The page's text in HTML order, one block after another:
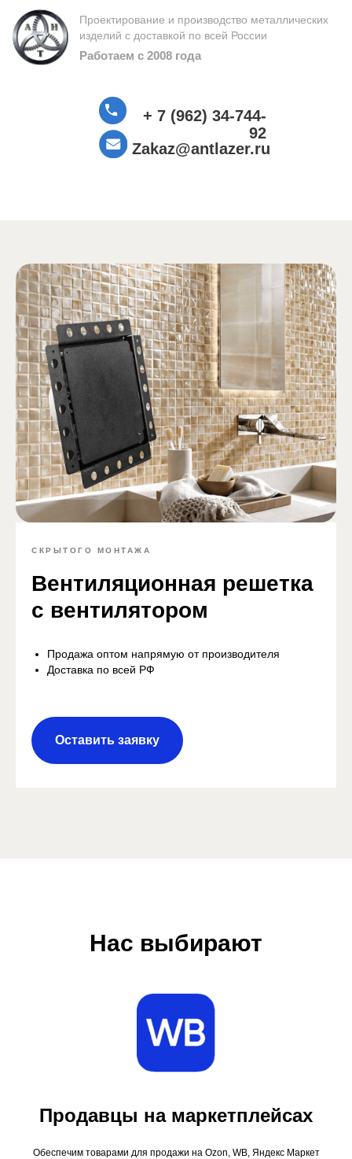
Проектирование и производство металлических
изделий с доставкой по всей России
Работаем с 2008 года
Zakaz@antlazer.ru
СКРЫТОГО МОНТАЖА
Вентиляционная решетка
с вентилятором
Продажа оптом напрямую от производителя
Доставка по всей РФ
Оставить заявку
Нас выбирают
Продавцы на маркетплейсах
Обеспечим товарами для продажи на Ozon, WB, Яндекс Маркет